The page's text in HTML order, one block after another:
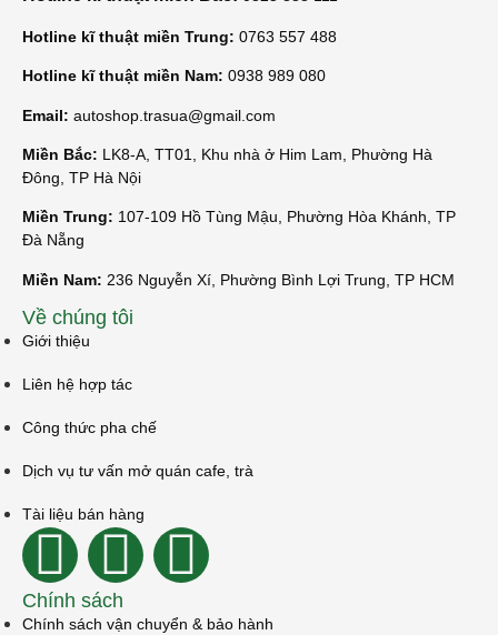
Hotline kĩ thuật miền Trung: 0763 557 488
Hotline kĩ thuật miền Nam: 0938 989 080
Email: autoshop.trasua@gmail.com
Miền Bắc: LK8-A, TT01, Khu nhà ở Him Lam, Phường Hà
Đông, TP Hà Nội
Miền Trung: 107-109 Hồ Tùng Mậu, Phường Hòa Khánh, TP
Đà Nẵng
Miền Nam: 236 Nguyễn Xí, Phường Bình Lợi Trung, TP HCM
Về chúng tôi
Giới thiệu
Liên hệ hợp tác
Công thức pha chế
Dịch vụ tư vấn mở quán cafe, trà
Tài liệu bán hàng
Chính sách
Chính sách vận chuyển & bảo hành